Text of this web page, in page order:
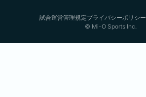
試合運営管理規定プライバシーポリシー
© Mi-O Sports Inc.